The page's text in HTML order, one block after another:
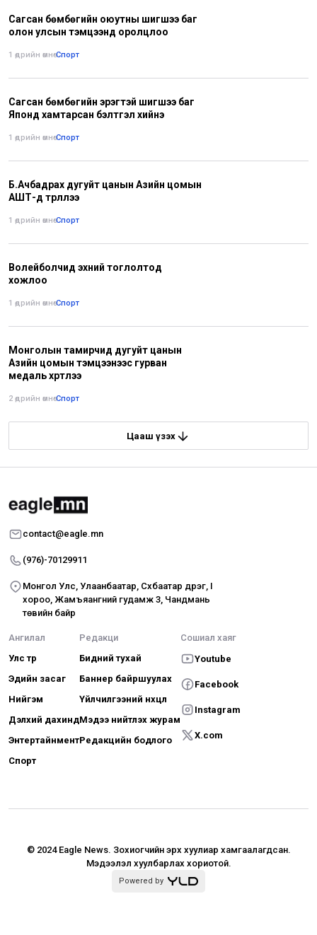
Сагсан бөмбөгийн оюутны шигшээ баг
олон улсын тэмцээнд оролцлоо
1 өдрийн өмнө•Спорт
Сагсан бөмбөгийн эрэгтэй шигшээ баг
Японд хамтарсан бэлтгэл хийнэ
1 өдрийн өмнө•Спорт
Б.Ачбадрах дугуйт цанын Азийн цомын
АШТ-д түрүүллээ
1 өдрийн өмнө•Спорт
Волейболчид эхний тоглолтод
хожлоо
1 өдрийн өмнө•Спорт
Монголын тамирчид дугуйт цанын
Азийн цомын тэмцээнээс гурван
медаль хүртлээ
2 өдрийн өмнө•Спорт
Цааш үзэх
contact@eagle.mn
(976)-70129911
Монгол Улс, Улаанбаатар, Сүхбаатар дүүрэг, I
хороо, Жамъяангүний гудамж 3, Чандмань
төвийн байр
Ангилал
Улс төр
Эдийн засаг
Нийгэм
Дэлхий дахинд
Энтертайнмент
Спорт
Редакци
Бидний тухай
Баннер байршуулах
Үйлчилгээний нөхцөл
Мэдээ нийтлэх журам
Редакцийн бодлого
Сошиал хаяг
Youtube
Facebook
Instagram
X.com
© 2024 Eagle News. Зохиогчийн эрх хуулиар хамгаалагдсан.
Мэдээлэл хуулбарлах хориотой.
Powered by